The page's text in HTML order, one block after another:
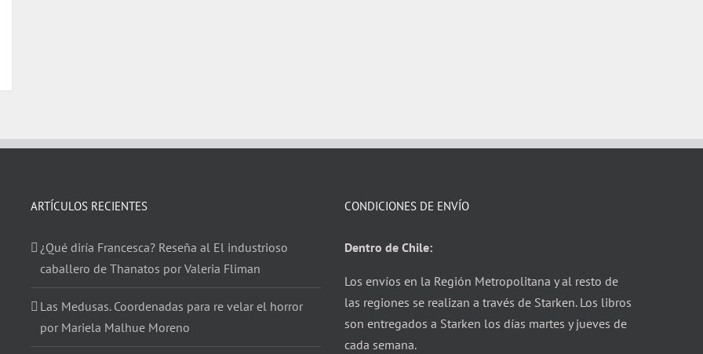
ARTÍCULOS RECIENTES
¿Qué diría Francesca? Reseña al El industrioso
caballero de Thanatos por Valeria Fliman
Las Medusas. Coordenadas para re velar el horror
por Mariela Malhue Moreno
CONDICIONES DE ENVÍO
Dentro de Chile:
Los envíos en la Región Metropolitana y al resto de
las regiones se realizan a través de Starken. Los libros
son entregados a Starken los días martes y jueves de
cada semana.